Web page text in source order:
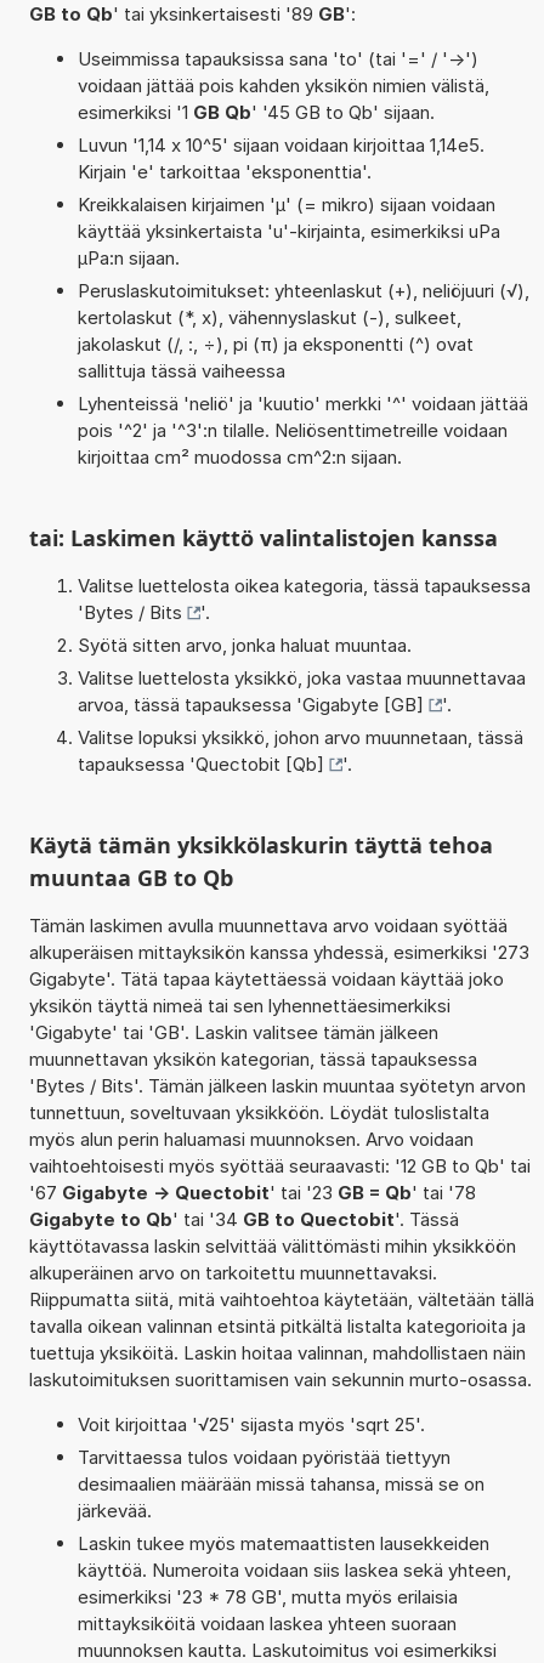
GB to Qb' tai yksinkertaisesti '89 GB':
Useimmissa tapauksissa sana 'to' (tai '=' / '->')
voidaan jättää pois kahden yksikön nimien välistä,
esimerkiksi '1 GB Qb' '45 GB to Qb' sijaan.
Luvun '1,14 x 10^5' sijaan voidaan kirjoittaa 1,14e5.
Kirjain 'e' tarkoittaa 'eksponenttia'.
Kreikkalaisen kirjaimen 'µ' (= mikro) sijaan voidaan
käyttää yksinkertaista 'u'-kirjainta, esimerkiksi uPa
µPa:n sijaan.
Peruslaskutoimitukset: yhteenlaskut (+), neliöjuuri (√),
kertolaskut (*, x), vähennyslaskut (-), sulkeet,
jakolaskut (/, :, ÷), pi (π) ja eksponentti (^) ovat
sallittuja tässä vaiheessa
Lyhenteissä 'neliö' ja 'kuutio' merkki '^' voidaan jättää
pois '^2' ja '^3':n tilalle. Neliösenttimetreille voidaan
kirjoittaa cm² muodossa cm^2:n sijaan.
tai: Laskimen käyttö valintalistojen kanssa
Valitse luettelosta oikea kategoria, tässä tapauksessa
'Bytes / Bits
'.
Syötä sitten arvo, jonka haluat muuntaa.
Valitse luettelosta yksikkö, joka vastaa muunnettavaa
arvoa, tässä tapauksessa 'Gigabyte [GB]
'.
Valitse lopuksi yksikkö, johon arvo muunnetaan, tässä
tapauksessa 'Quectobit [Qb] '.
Käytä tämän yksikkölaskurin täyttä tehoa
muuntaa GB to Qb
Tämän laskimen avulla muunnettava arvo voidaan syöttää
alkuperäisen mittayksikön kanssa yhdessä, esimerkiksi '273
Gigabyte'. Tätä tapaa käytettäessä voidaan käyttää joko
yksikön täyttä nimeä tai sen lyhennettäesimerkiksi
'Gigabyte' tai 'GB'. Laskin valitsee tämän jälkeen
muunnettavan yksikön kategorian, tässä tapauksessa
'Bytes / Bits'. Tämän jälkeen laskin muuntaa syötetyn arvon
tunnettuun, soveltuvaan yksikköön. Löydät tuloslistalta
myös alun perin haluamasi muunnoksen. Arvo voidaan
vaihtoehtoisesti myös syöttää seuraavasti: '12 GB to Qb' tai
'67 Gigabyte -> Quectobit' tai '23 GB = Qb' tai '78
Gigabyte to Qb' tai '34 GB to Quectobit'. Tässä
käyttötavassa laskin selvittää välittömästi mihin yksikköön
alkuperäinen arvo on tarkoitettu muunnettavaksi.
Riippumatta siitä, mitä vaihtoehtoa käytetään, vältetään tällä
tavalla oikean valinnan etsintä pitkältä listalta kategorioita ja
tuettuja yksiköitä. Laskin hoitaa valinnan, mahdollistaen näin
laskutoimituksen suorittamisen vain sekunnin murto-osassa.
Voit kirjoittaa '√25' sijasta myös 'sqrt 25'.
Tarvittaessa tulos voidaan pyöristää tiettyyn
desimaalien määrään missä tahansa, missä se on
järkevää.
Laskin tukee myös matemaattisten lausekkeiden
käyttöä. Numeroita voidaan siis laskea sekä yhteen,
esimerkiksi '23 * 78 GB', mutta myös erilaisia
mittayksiköitä voidaan laskea yhteen suoraan
muunnoksen kautta. Laskutoimitus voi esimerkiksi